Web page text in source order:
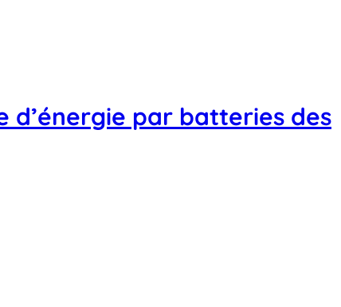
par batteries des